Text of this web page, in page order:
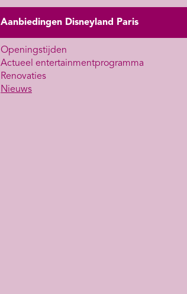
Aanbiedingen Disneyland Paris
Openingstijden
Actueel entertainmentprogramma
Renovaties
Nieuws